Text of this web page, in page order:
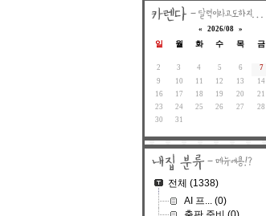
« 2026/08 »
일 월 화 수 목 금
2
3 4 5 6 7
9
10 11 12 13 14
16
17 18 19 20 21
23
24 25 26 27 28
30
31
전체 (1338)
AI 프... (0)